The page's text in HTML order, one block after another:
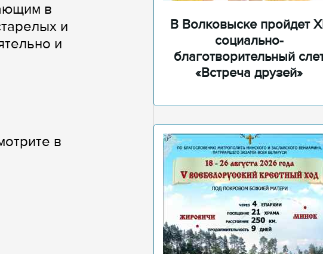
в
и
и
в
В Волковыске пройдет
социально-
благотворительный
«Встреча друзей»